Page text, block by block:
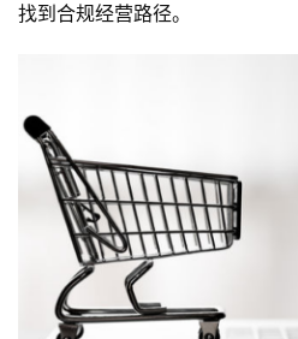
找到合规经营路径。